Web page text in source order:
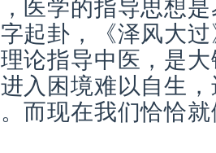
起卦，《泽风大
论指导中医，是
入困境难以自生
而现在我们恰恰